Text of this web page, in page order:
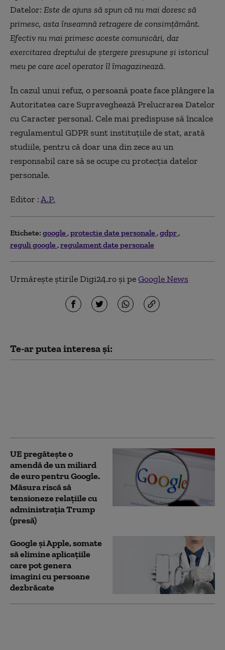
Datelor: Este de ajuns să spun că nu mai doresc să
primesc, asta înseamnă retragere de consimțământ.
Efectiv nu mai primesc aceste comunicări, dar
exercitarea dreptului de ștergere presupune și istoricul
meu pe care acel operator îl îmagazinează.
În cazul unui refuz, o persoană poate face plângere la
Autoritatea care Supraveghează Prelucrarea Datelor
cu Caracter personal. Cele mai predispuse să încalce
regulamentul GDPR sunt instituțiile de stat, arată
studiile, pentru că doar una din zece au un
responsabil care să se ocupe cu protecția datelor
personale.
Editor :A.P.
Etichete: google protectie date personale gdpr
reguli google regulament date personale
Urmărește știrile Digi24.ro și peGoogle News
Te-ar putea interesa și:
UE pregătește o
amendă de un miliard
de euro pentru Google.
Măsura riscă să
tensioneze relațiile cu
administrația Trump
(presă)
Google și Apple, somate
să elimine aplicațiile
care pot genera
imagini cu persoane
dezbrăcate